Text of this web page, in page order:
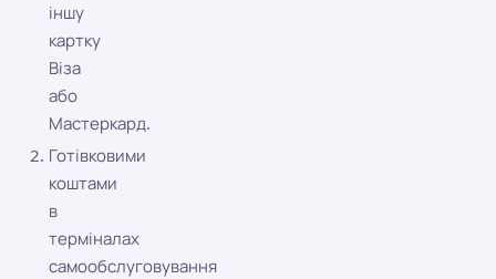
іншу
картку
Віза
або
Мастеркард.
Готівковими
коштами
в
терміналах
самообслуговування